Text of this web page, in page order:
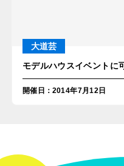
大道芸
モデルハウスイベントに
開催日 ：2014年7月12日